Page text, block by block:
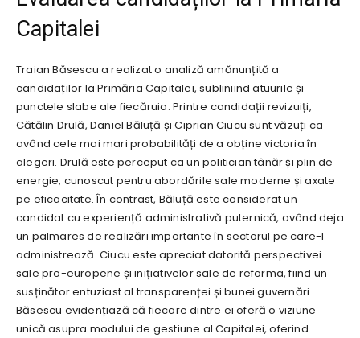
Capitalei
Traian Băsescu a realizat o analiză amănunțită a
candidaților la Primăria Capitalei, subliniind atuurile și
punctele slabe ale fiecăruia. Printre candidații revizuiți,
Cătălin Drulă, Daniel Băluță și Ciprian Ciucu sunt văzuți ca
având cele mai mari probabilități de a obține victoria în
alegeri. Drulă este perceput ca un politician tânăr și plin de
energie, cunoscut pentru abordările sale moderne și axate
pe eficacitate. În contrast, Băluță este considerat un
candidat cu experiență administrativă puternică, având deja
un palmares de realizări importante în sectorul pe care-l
administrează. Ciucu este apreciat datorită perspectivei
sale pro-europene și inițiativelor sale de reforma, fiind un
susținător entuziast al transparenței și bunei guvernări.
Băsescu evidențiază că fiecare dintre ei oferă o viziune
unică asupra modului de gestiune al Capitalei, oferind